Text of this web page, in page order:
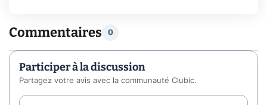
Commentaires 0
Participer à la discussion
Partagez votre avis avec la communauté Clubic.